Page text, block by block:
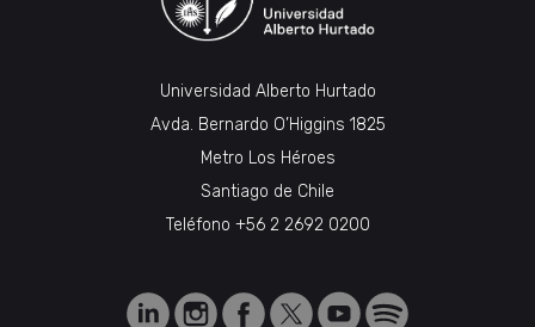
Universidad Alberto Hurtado
Avda. Bernardo O’Higgins 1825
Metro Los Héroes
Santiago de Chile
Teléfono +56 2 2692 0200